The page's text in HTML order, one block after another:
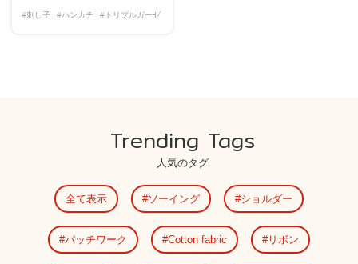
#刺し子 #ハンカチ #トリプルガーゼ
Trending Tags
人気のタグ
全て表示 ソーイング ショルダー
パッチワーク Cotton fabric リボン